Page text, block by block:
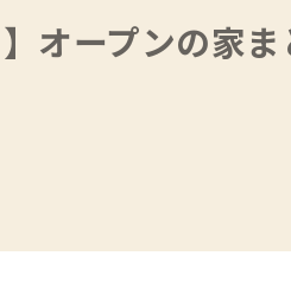
オープンの家